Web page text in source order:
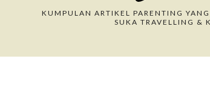
KUMPULAN ARTIKEL PARENTING
SUKA TRAVELLING &